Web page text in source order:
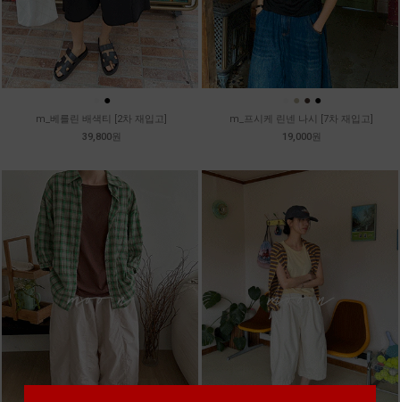
●
m_베를린 배색티 [2차 재입고]
39,800원
● ● ●
m_프시케 린넨 나시 [7차 재입고]
19,000원